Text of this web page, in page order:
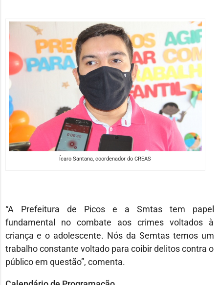
Ícaro Santana, coordenador do CREAS
“A Prefeitura de Picos e a Smtas tem papel
fundamental no combate aos crimes voltados à
criança e o adolescente. Nós da Semtas temos um
trabalho constante voltado para coibir delitos contra o
público em questão”, comenta.